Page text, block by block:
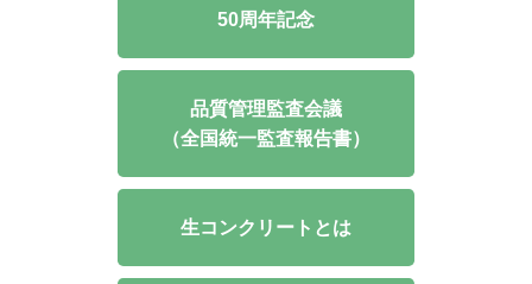
50周年記念
品質管理監査会議
（全国統一監査報告書）
生コンクリートとは